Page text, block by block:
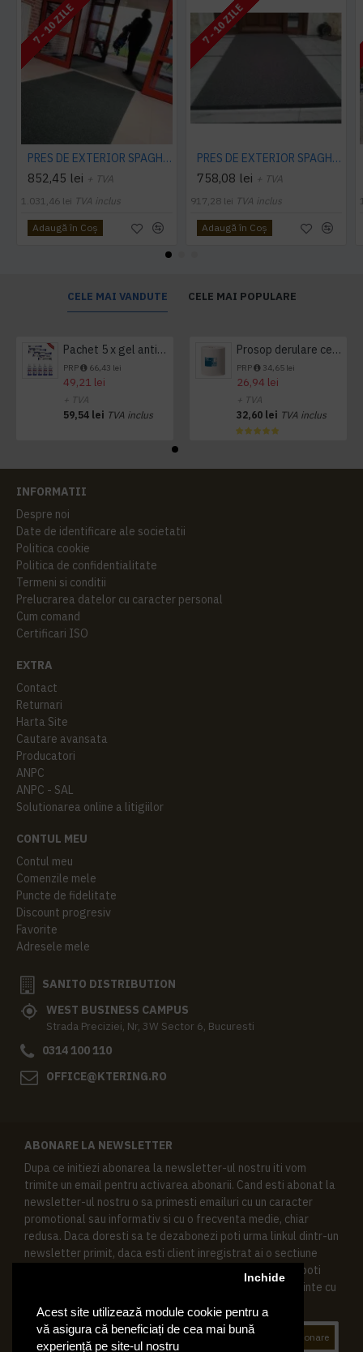
Acest site utilizează module cookie pentru a
vă asigura că beneficiați de cea mai bună
experiență pe site-ul nostru
Inchide
7 - 10 ZILE
PRES DE EXTERIOR SPAGHETTI CITI 10 MM, CU STRAT SUPORT
852,45 lei + TVA
1.031,46 lei TVA inclus
Adaugă în Coş
7 - 10 ZILE
PRES DE EXTERIOR SPAGHETTI CITI 14 MM, FARA STRAT SUPORT, CARBUNE
758,08 lei + TVA
917,28 lei TVA inclus
Adaugă în Coş
CELE MAI VANDUTE CELE MAI POPULARE
Pachet 5 x gel antibacterian 50ml si 3 x Servetele antibacteriene 48 buc Hygienium
PRP 66,43 lei
49,21 lei
+ TVA
59,54 lei TVA inclus
Prosop derulare centrala 1 pliu, 300 m Tork
PRP 34,65 lei
26,94 lei
+ TVA
32,60 lei TVA inclus
INFORMATII
Despre noi
Date de identificare ale societatii
Politica cookie
Politica de confidentialitate
Termeni si conditii
Prelucrarea datelor cu caracter personal
Cum comand
Certificari ISO
EXTRA
Contact
Returnari
Harta Site
Cautare avansata
Producatori
ANPC
ANPC - SAL
Solutionarea online a litigiilor
CONTUL MEU
Contul meu
Comenzile mele
Puncte de fidelitate
Discount progresiv
Favorite
Adresele mele
SANITO DISTRIBUTION
WEST BUSINESS CAMPUS
Strada Preciziei, Nr, 3W Sector 6, Bucuresti
0314 100 110
OFFICE@KTERING.RO
ABONARE LA NEWSLETTER
Dupa ce initiezi abonarea la newsletter-ul nostru iti vom
trimite un email pentru activarea abonarii. Cand esti abonat la
newsletter-ul nostru o sa primesti emailuri cu un caracter
promotional sau informativ si cu o frecventa medie, chiar
redusa. Daca doresti sa te dezabonezi poti urma linkul dintr-un
newsletter primit, daca esti client inregistrat ai o sectiune
speciala in contul tau in acest scop, si de asemenea ne poti
contacta oricand pe email pentru orice intrebari sau cerinte cu
Abonare